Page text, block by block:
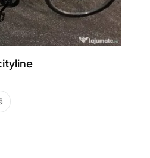
profesionale